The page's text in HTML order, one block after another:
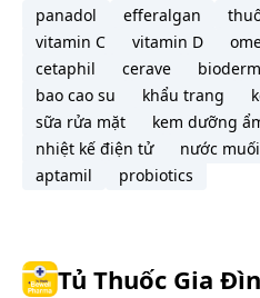
panadol efferalgan
vitamin C
vitamin D
cetaphil
cerave
bao cao su
khẩu trang
sữa rửa mặt
kem dưỡng
nhiệt kế điện tử
nước
aptamil
probiotics
Tủ Thuốc Gia